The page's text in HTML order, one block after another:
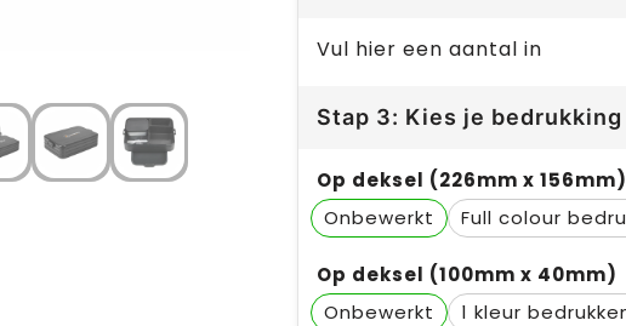
Vul hier een aantal in
Stap 3: Kies je bedrukking
Op deksel (226mm x 156mm)
Onbewerkt
Full colour
Op deksel (100mm x 40mm)
Onbewerkt
1